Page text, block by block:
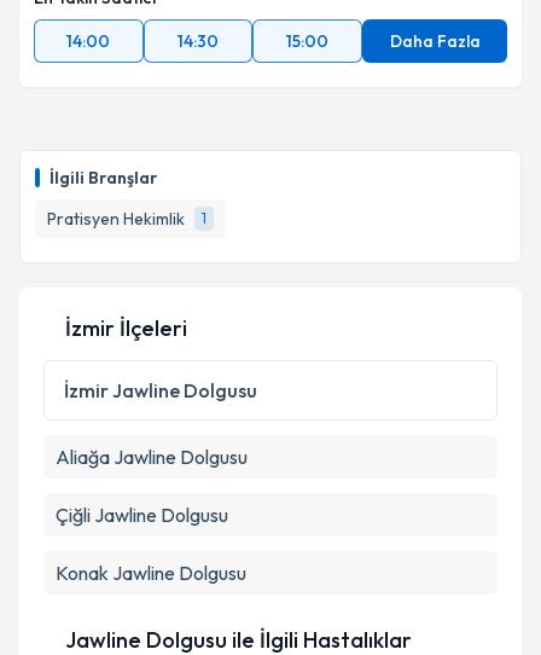
İlgili Branşlar
Pratisyen Hekimlik
1
Takvim Talebini Gönder
14:00
14:30 15:00 Daha Fazla
İzmir İlçeleri
İzmirJawline Dolgusu
Aliağa Jawline Dolgusu
Çiğli Jawline Dolgusu
Konak Jawline Dolgusu
Jawline Dolgusu ile İlgili Hastalıklar